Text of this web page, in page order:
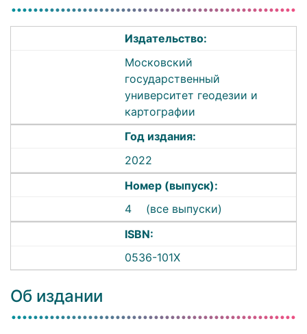
Издательство:
Московский
государственный
университет геодезии и
картографии
Год издания:
2022
Номер (выпуск):
4
(все выпуски)
ISBN:
0536-101X
Об издании